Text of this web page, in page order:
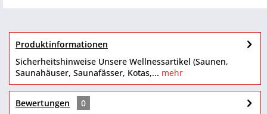
Produktinformationen
Sicherheitshinweise Unsere Wellnessartikel (Saunen,
Saunahäuser, Saunafässer, Kotas,... mehr
Bewertungen
0